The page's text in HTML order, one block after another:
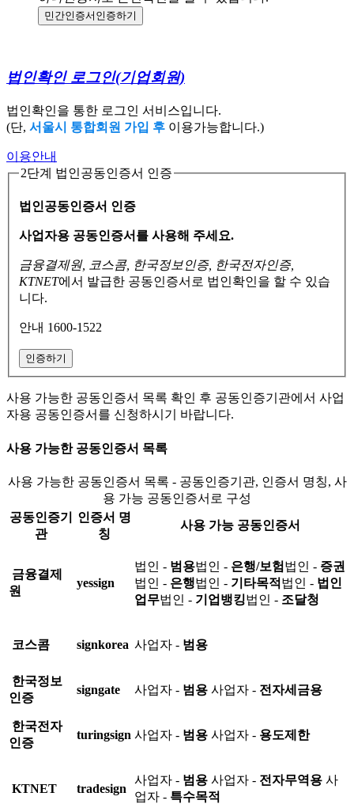
민간인증서 인증하기
법인확인 로그인(기업회원)
법인확인을 통한 로그인 서비스입니다.
(단, 서울시 통합회원 가입 후 이용가능합니다.)
이용안내
2단계 법인공동인증서 인증
법인공동인증서 인증
사업자용 공동인증서를 사용해 주세요.
금융결제원, 코스콤, 한국정보인증, 한국전자인증,
KTNET에서 발급한 공동인증서로 법인확인을 할 수 있습
니다.
안내 1600-1522
인증하기
사용 가능한 공동인증서 목록 확인 후 공동인증기관에서 사업
자용 공동인증서를 신청하시기 바랍니다.
사용 가능한 공동인증서 목록
사용 가능한 공동인증서 목록 - 공동인증기관, 인증서 명칭, 사
용 가능 공동인증서로 구성
공동인증기
관
인증서 명
칭
사용 가능 공동인증서
금융결제
원
yessign
법인 - 범용법인 - 은행/보험 법인 - 증권
법인 - 은행법인 - 기타목적 법인 - 법인
업무법인 - 기업뱅킹법인 - 조달청
코스콤 signkorea 사업자 - 범용
한국정보
인증
signgate 사업자 - 범용 사업자 - 전자세금용
한국전자
인증
turingsign 사업자 - 범용 사업자 - 용도제한
KTNET tradesign
사업자 - 범용 사업자 - 전자무역용 사
업자 - 특수목적